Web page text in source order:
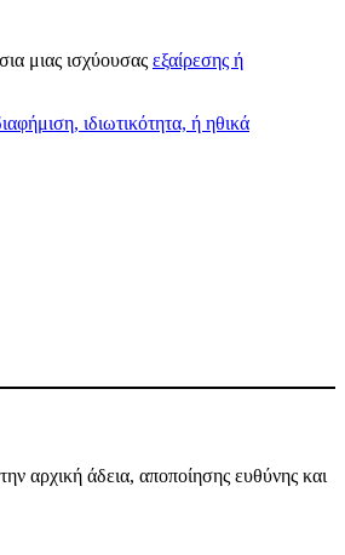
μιας ισχύουσας εξαίρεσης ή
ιδιωτικότητα, ή ηθικά
αρχική άδεια, αποποίησης ευθύνης και